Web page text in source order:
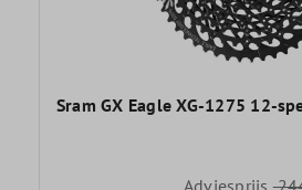
Sram GX Eagle XG-1275 12-
Adviesprijs